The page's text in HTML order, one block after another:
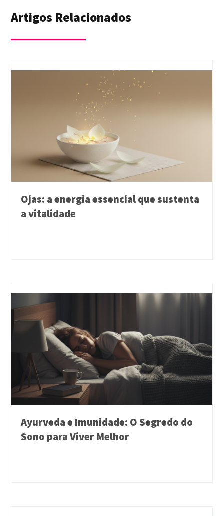
Artigos Relacionados
Ojas: a energia essencial que sustenta
a vitalidade
Ayurveda e Imunidade: O Segredo do
Sono para Viver Melhor